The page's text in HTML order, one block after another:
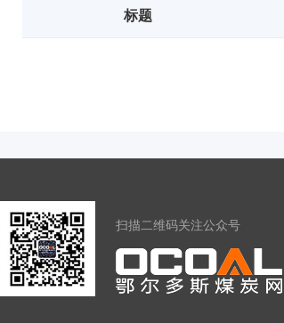
标题
扫描二维码关注公众号